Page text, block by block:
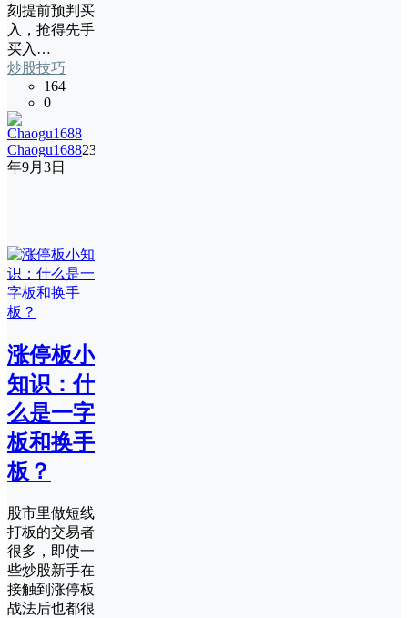
刻提前预判买
入，抢得先手
买入…
炒股技巧
164
0
Chaogu168823
年9月3日
涨停板小
知识：什
么是一字
板和换手
板？
股市里做短线
打板的交易者
很多，即使一
些炒股新手在
接触到涨停板
战法后也都很